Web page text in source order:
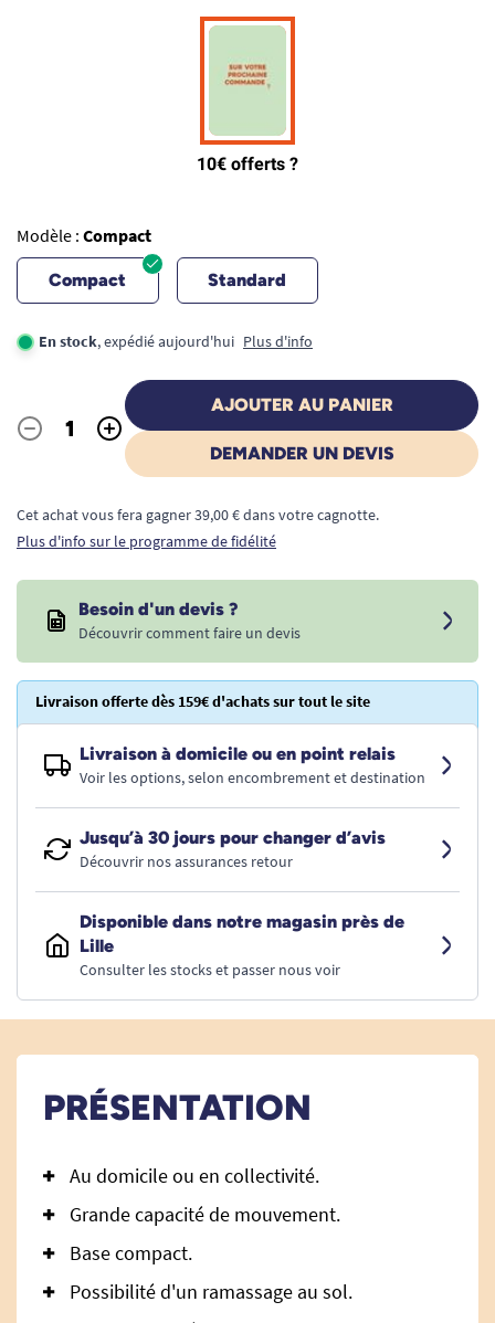
Modèle : Compact
Compact Standard
En stock, expédié aujourd'hui Plus d'info
Quantité
- +
AJOUTER AU PANIER
DEMANDER UN DEVIS
Cet achat vous fera gagner 39,00 € dans votre cagnotte.
Plus d'info sur le programme de fidélité
Besoin d'un devis ?
Découvrir comment faire un devis
Livraison offerte dès 159€ d'achats sur tout le site
Livraison à domicile ou en point relais
Voir les options, selon encombrement et destination
Jusqu’à 30 jours pour changer d’avis
Découvrir nos assurances retour
Disponible dans notre magasin près de
Lille
Consulter les stocks et passer nous voir
PRÉSENTATION
Au domicile ou en collectivité.
Grande capacité de mouvement.
Base compact.
Possibilité d'un ramassage au sol.